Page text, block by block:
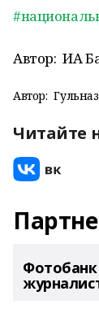
Автор: ИА
Автор:
Читайте
Фотобанк